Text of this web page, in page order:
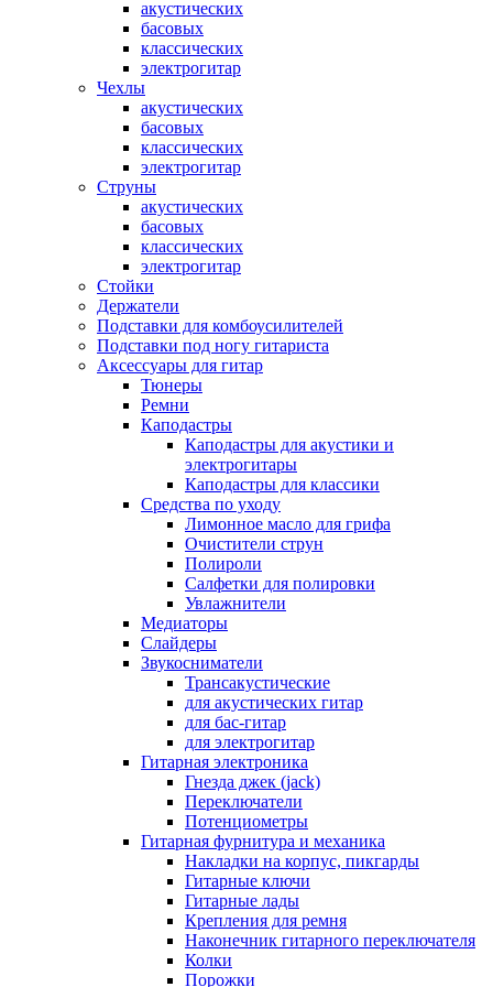
акустических
басовых
классических
электрогитар
Чехлы
акустических
басовых
классических
электрогитар
Струны
акустических
басовых
классических
электрогитар
Стойки
Держатели
Подставки для комбоусилителей
Подставки под ногу гитариста
Аксессуары для гитар
Тюнеры
Ремни
Каподастры
Каподастры для акустики и
электрогитары
Каподастры для классики
Средства по уходу
Лимонное масло для грифа
Очистители струн
Полироли
Салфетки для полировки
Увлажнители
Медиаторы
Слайдеры
Звукосниматели
Трансакустические
для акустических гитар
для бас-гитар
для электрогитар
Гитарная электроника
Гнезда джек (jack)
Переключатели
Потенциометры
Гитарная фурнитура и механика
Накладки на корпус, пикгарды
Гитарные ключи
Гитарные лады
Крепления для ремня
Наконечник гитарного переключателя
Колки
Порожки